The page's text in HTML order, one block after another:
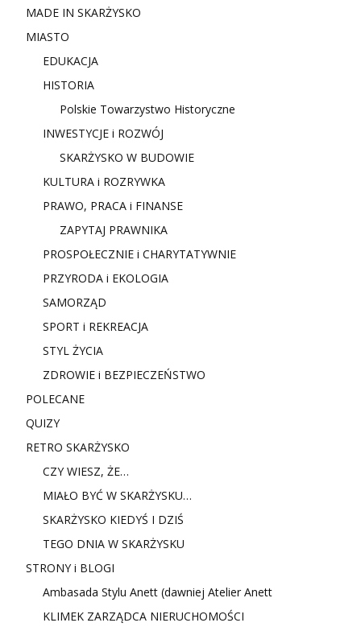
MADE IN SKARŻYSKO
MIASTO
EDUKACJA
HISTORIA
Polskie Towarzystwo Historyczne
INWESTYCJE i ROZWÓJ
SKARŻYSKO W BUDOWIE
KULTURA i ROZRYWKA
PRAWO, PRACA i FINANSE
ZAPYTAJ PRAWNIKA
PROSPOŁECZNIE i CHARYTATYWNIE
PRZYRODA i EKOLOGIA
SAMORZĄD
SPORT i REKREACJA
STYL ŻYCIA
ZDROWIE i BEZPIECZEŃSTWO
POLECANE
QUIZY
RETRO SKARŻYSKO
CZY WIESZ, ŻE…
MIAŁO BYĆ W SKARŻYSKU…
SKARŻYSKO KIEDYŚ I DZIŚ
TEGO DNIA W SKARŻYSKU
STRONY i BLOGI
Ambasada Stylu Anett (dawniej Atelier Anett
KLIMEK ZARZĄDCA NIERUCHOMOŚCI